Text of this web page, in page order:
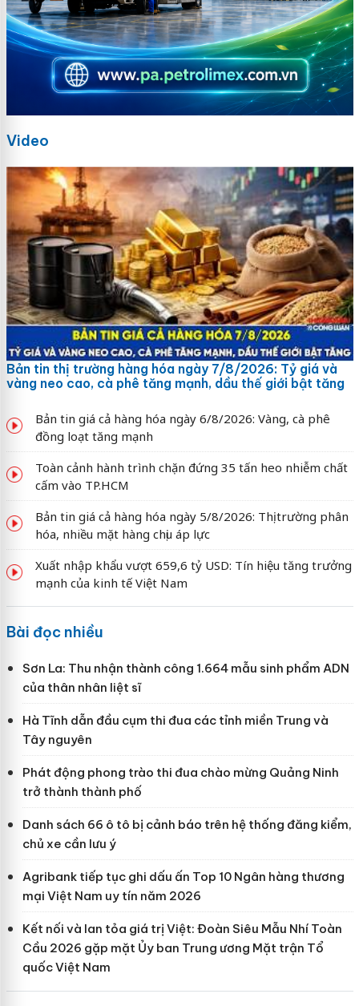
Video
Bản tin thị trường hàng hóa ngày 7/8/2026: Tỷ giá và
vàng neo cao, cà phê tăng mạnh, dầu thế giới bật tăng
Bản tin giá cả hàng hóa ngày 6/8/2026: Vàng, cà phê
đồng loạt tăng mạnh
Toàn cảnh hành trình chặn đứng 35 tấn heo nhiễm chất
cấm vào TP.HCM
Bản tin giá cả hàng hóa ngày 5/8/2026: Thị trường phân
hóa, nhiều mặt hàng chịu áp lực
Xuất nhập khẩu vượt 659,6 tỷ USD: Tín hiệu tăng trưởng
mạnh của kinh tế Việt Nam
Bài đọc nhiều
Sơn La: Thu nhận thành công 1.664 mẫu sinh phẩm ADN
của thân nhân liệt sĩ
Hà Tĩnh dẫn đầu cụm thi đua các tỉnh miền Trung và
Tây nguyên
Phát động phong trào thi đua chào mừng Quảng Ninh
trở thành thành phố
Danh sách 66 ô tô bị cảnh báo trên hệ thống đăng kiểm,
chủ xe cần lưu ý
Agribank tiếp tục ghi dấu ấn Top 10 Ngân hàng thương
mại Việt Nam uy tín năm 2026
Kết nối và lan tỏa giá trị Việt: Đoàn Siêu Mẫu Nhí Toàn
Cầu 2026 gặp mặt Ủy ban Trung ương Mặt trận Tổ
quốc Việt Nam